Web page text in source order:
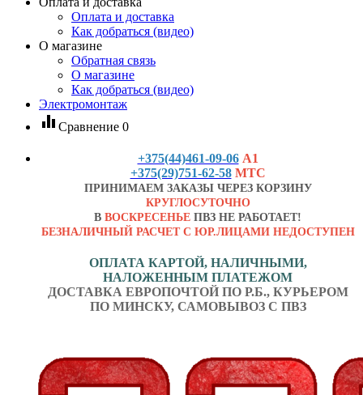
Оплата и доставка
Как добраться (видео)
О магазине
Обратная связь
О магазине
Как добраться (видео)
Электромонтаж
equalizer Сравнение 0
+375(44)461-09-06 А1
+375(29)751-62-58 МТС
ПРИНИМАЕМ ЗАКАЗЫ ЧЕРЕЗ КОРЗИНУ
КРУГЛОСУТОЧНО
В ВОСКРЕСЕНЬЕ ПВЗ НЕ РАБОТАЕТ!
БЕЗНАЛИЧНЫЙ РАСЧЕТ С ЮР.ЛИЦАМИ НЕДОСТУПЕН
ОПЛАТА КАРТОЙ, НАЛИЧНЫМИ,
НАЛОЖЕННЫМ ПЛАТЕЖОМ
ДОСТАВКА ЕВРОПОЧТОЙ ПО Р.Б., КУРЬЕРОМ
ПО МИНСКУ, САМОВЫВОЗ С ПВЗ